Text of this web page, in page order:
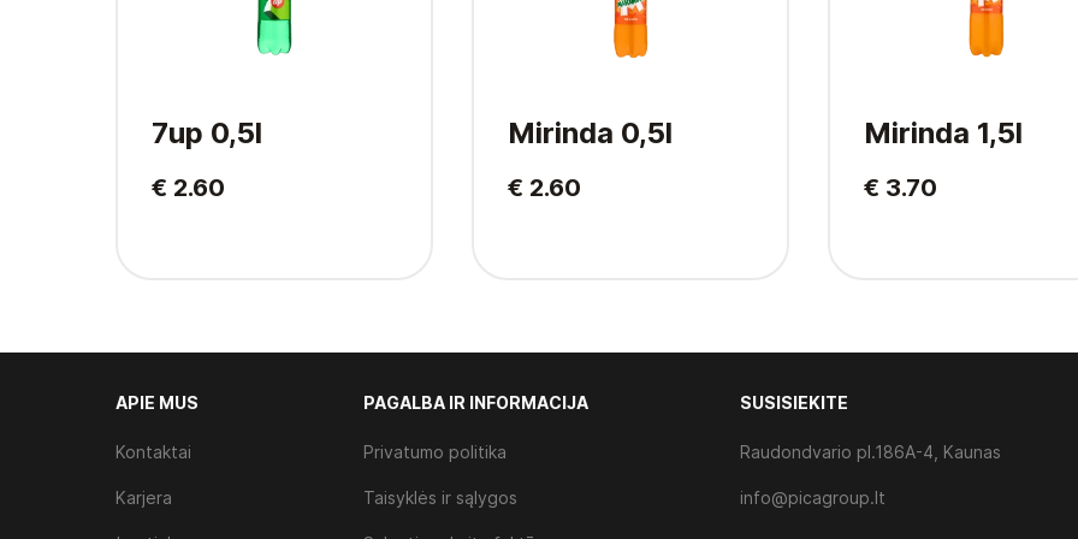
7up 0,5l
€ 2.60
Mirinda 0,5l
€ 2.60
Mirinda 1,5l
€ 3.70
APIE MUS
Kontaktai
Karjera
PAGALBA IR INFORMACIJA
Privatumo politika
Taisyklės ir sąlygos
SUSISIEKITE
Raudondvario pl.186A-4, Kaunas
info@picagroup.lt